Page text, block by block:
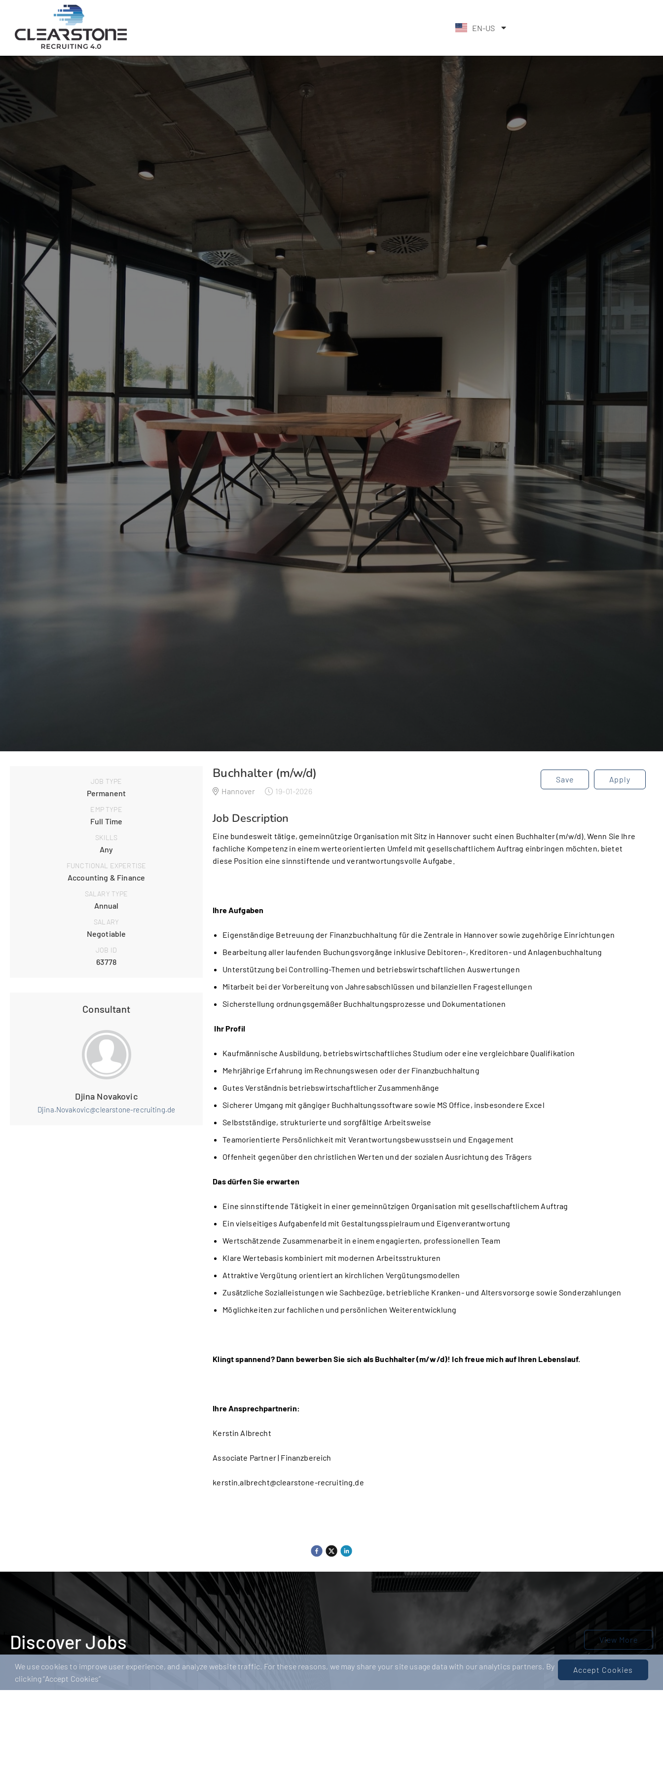
EN-US
Buchhalter (m/w/d)
Hannover 19-01-2026
Save Apply
JOB TYPE
Permanent
EMP TYPE
Full Time
SKILLS
Any
FUNCTIONAL EXPERTISE
Accounting & Finance
SALARY TYPE
Annual
SALARY
Negotiable
JOB ID
63778
Job Description
Eine bundesweit tätige, gemeinnützige Organisation mit Sitz in Hannover sucht einen Buchhalter (m/w/d). Wenn Sie Ihre
fachliche Kompetenz in einem werteorientierten Umfeld mit gesellschaftlichem Auftrag einbringen möchten, bietet
diese Position eine sinnstiftende und verantwortungsvolle Aufgabe.
Ihre Aufgaben
Eigenständige Betreuung der Finanzbuchhaltung für die Zentrale in Hannover sowie zugehörige Einrichtungen
Bearbeitung aller laufenden Buchungsvorgänge inklusive Debitoren-, Kreditoren- und Anlagenbuchhaltung
Unterstützung bei Controlling-Themen und betriebswirtschaftlichen Auswertungen
Mitarbeit bei der Vorbereitung von Jahresabschlüssen und bilanziellen Fragestellungen
Sicherstellung ordnungsgemäßer Buchhaltungsprozesse und Dokumentationen
Ihr Profil
Kaufmännische Ausbildung, betriebswirtschaftliches Studium oder eine vergleichbare Qualifikation
Mehrjährige Erfahrung im Rechnungswesen oder der Finanzbuchhaltung
Gutes Verständnis betriebswirtschaftlicher Zusammenhänge
Sicherer Umgang mit gängiger Buchhaltungssoftware sowie MS Office, insbesondere Excel
Selbstständige, strukturierte und sorgfältige Arbeitsweise
Teamorientierte Persönlichkeit mit Verantwortungsbewusstsein und Engagement
Offenheit gegenüber den christlichen Werten und der sozialen Ausrichtung des Trägers
Das dürfen Sie erwarten
Eine sinnstiftende Tätigkeit in einer gemeinnützigen Organisation mit gesellschaftlichem Auftrag
Ein vielseitiges Aufgabenfeld mit Gestaltungsspielraum und Eigenverantwortung
Wertschätzende Zusammenarbeit in einem engagierten, professionellen Team
Klare Wertebasis kombiniert mit modernen Arbeitsstrukturen
Attraktive Vergütung orientiert an kirchlichen Vergütungsmodellen
Zusätzliche Sozialleistungen wie Sachbezüge, betriebliche Kranken- und Altersvorsorge sowie Sonderzahlungen
Möglichkeiten zur fachlichen und persönlichen Weiterentwicklung
Klingt spannend? Dann bewerben Sie sich als Buchhalter (m/w/d)! Ich freue mich auf Ihren Lebenslauf.
Ihre Ansprechpartnerin:
Kerstin Albrecht
Associate Partner | Finanzbereich
kerstin.albrecht@clearstone-recruiting.de
Consultant
Djina Novakovic
Djina.Novakovic@clearstone-recruiting.de
Discover Jobs View More
We use cookies to improve user experience, and analyze website traffic. For these reasons, we may share your site usage data with our analytics partners. By
clicking “Accept Cookies”
Accept Cookies